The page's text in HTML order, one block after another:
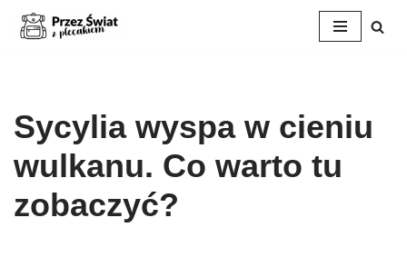
Sycylia wyspa w cieniu
wulkanu. Co warto tu
zobaczyć?